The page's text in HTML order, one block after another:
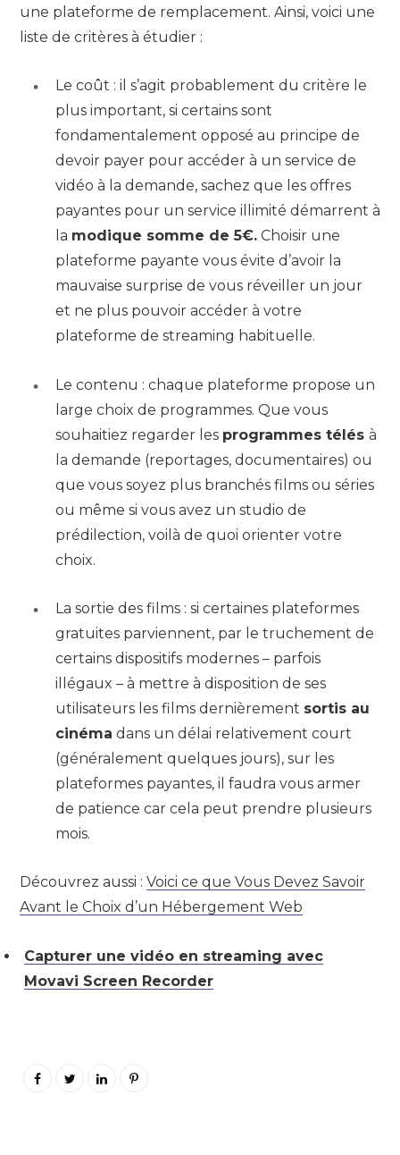
une plateforme de remplacement. Ainsi, voici une
liste de critères à étudier :
Le coût : il s’agit probablement du critère le
plus important, si certains sont
fondamentalement opposé au principe de
devoir payer pour accéder à un service de
vidéo à la demande, sachez que les offres
payantes pour un service illimité démarrent à
la modique somme de 5€. Choisir une
plateforme payante vous évite d’avoir la
mauvaise surprise de vous réveiller un jour
et ne plus pouvoir accéder à votre
plateforme de streaming habituelle.
Le contenu : chaque plateforme propose un
large choix de programmes. Que vous
souhaitiez regarder les programmes télés à
la demande (reportages, documentaires) ou
que vous soyez plus branchés films ou séries
ou même si vous avez un studio de
prédilection, voilà de quoi orienter votre
choix.
La sortie des films : si certaines plateformes
gratuites parviennent, par le truchement de
certains dispositifs modernes – parfois
illégaux – à mettre à disposition de ses
utilisateurs les films dernièrement sortis au
cinéma dans un délai relativement court
(généralement quelques jours), sur les
plateformes payantes, il faudra vous armer
de patience car cela peut prendre plusieurs
mois.
Découvrez aussi : Voici ce que Vous Devez Savoir
Avant le Choix d’un Hébergement Web
Capturer une vidéo en streaming avec
Movavi Screen Recorder